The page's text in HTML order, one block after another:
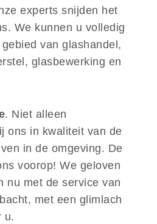
experts snijden het
We kunnen u volledig
van glashandel,
glasbewerking en
. Niet alleen
ons in kwaliteit van de
in de omgeving. De
voorop! We geloven
nu met de service van
met een glimlach
u.